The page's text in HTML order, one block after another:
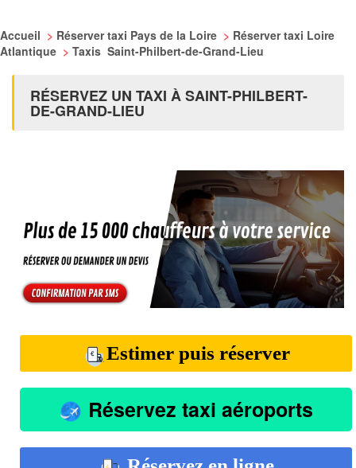
Accueil > Réserver taxi Pays de la Loire > Réserver taxi Loire
Atlantique > Taxis Saint-Philbert-de-Grand-Lieu
RÉSERVEZ UN TAXI À SAINT-PHILBERT-
DE-GRAND-LIEU
Estimer puis réserver
Réservez taxi aéroports